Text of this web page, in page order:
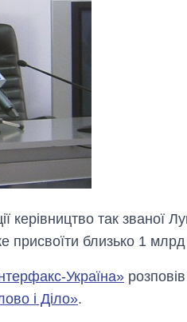
керівництво так званої
близько 1 млрд
Україна»
і Діло».